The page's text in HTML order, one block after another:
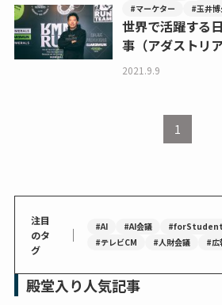
#マーケター
#玉井
世界で活躍する
事（アダストリ
2021.9.9
1
注目
のタ
グ
｜ #AI #AI会議
#テレビCM
#人財会議 #広
殿堂入り人気記事